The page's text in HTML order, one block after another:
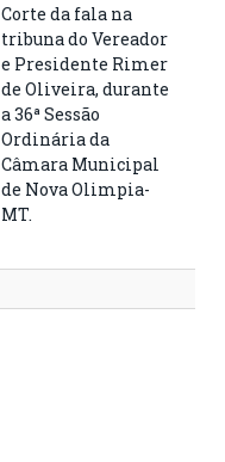
Corte da fala na
tribuna do Vereador
e Presidente Rimer
de Oliveira, durante
a 36ª Sessão
Ordinária da
Câmara Municipal
de Nova Olimpia-
MT.